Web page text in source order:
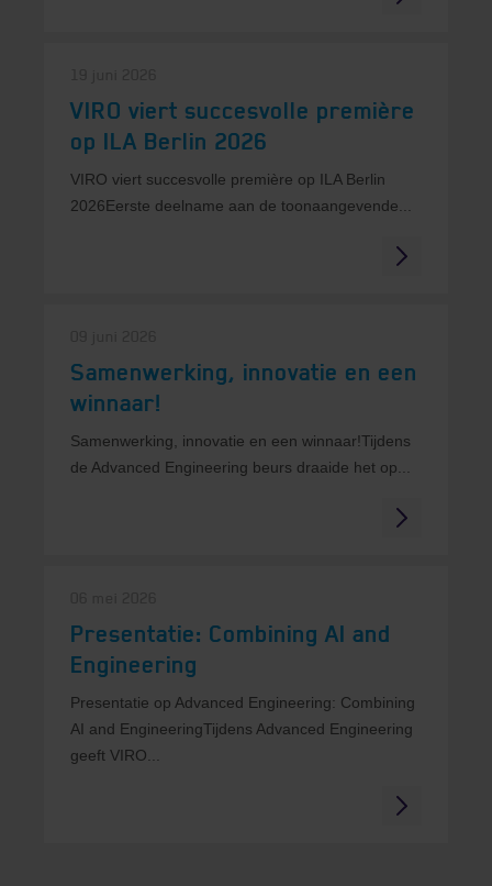
VIRO viert succesvolle première
op ILA Berlin 2026
VIRO viert succesvolle première op ILA Berlin
2026Eerste deelname aan de toonaangevende...
Samenwerking, innovatie en een
winnaar!
Samenwerking, innovatie en een winnaar!Tijdens
de Advanced Engineering beurs draaide het op...
Presentatie: Combining AI and
Engineering
Presentatie op Advanced Engineering: Combining
AI and EngineeringTijdens Advanced Engineering
geeft VIRO...